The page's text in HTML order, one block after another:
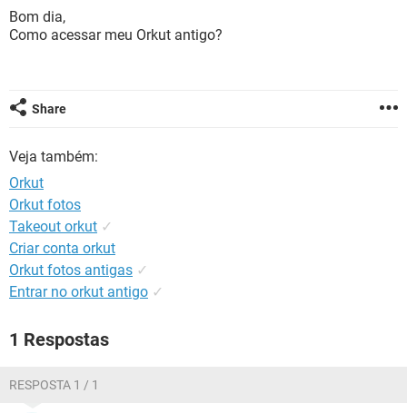
INSTAGRAM
GUIA DE COMPRAS
OUTLOOK
JOGOS
CELULAR FACEBOOK
INSTAGRAM
Bom dia,
Como acessar meu Orkut antigo?
Share
Veja também:
Orkut
Orkut fotos
Takeout orkut ✓
Criar conta orkut
Orkut fotos antigas ✓
Entrar no orkut antigo ✓
1 Respostas
RESPOSTA 1 / 1